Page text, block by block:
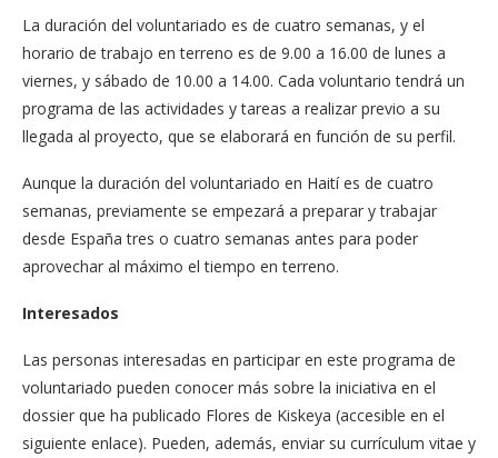
La duración del voluntariado es de cuatro semanas, y el
horario de trabajo en terreno es de 9.00 a 16.00 de lunes a
viernes, y sábado de 10.00 a 14.00. Cada voluntario tendrá un
programa de las actividades y tareas a realizar previo a su
llegada al proyecto, que se elaborará en función de su perfil.
Aunque la duración del voluntariado en Haití es de cuatro
semanas, previamente se empezará a preparar y trabajar
desde España tres o cuatro semanas antes para poder
aprovechar al máximo el tiempo en terreno.
Interesados
Las personas interesadas en participar en este programa de
voluntariado pueden conocer más sobre la iniciativa en el
dossier que ha publicado Flores de Kiskeya (accesible en el
siguiente enlace). Pueden, además, enviar su currículum vitae y